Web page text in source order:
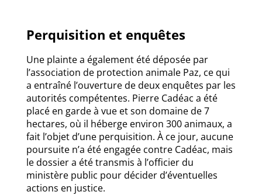
Perquisition et enquêtes
Une plainte a également été déposée par
l’association de protection animale Paz, ce qui
a entraîné l’ouverture de deux enquêtes par les
autorités compétentes. Pierre Cadéac a été
placé en garde à vue et son domaine de 7
hectares, où il héberge environ 300 animaux, a
fait l’objet d’une perquisition. À ce jour, aucune
poursuite n’a été engagée contre Cadéac, mais
le dossier a été transmis à l’officier du
ministère public pour décider d’éventuelles
actions en justice.